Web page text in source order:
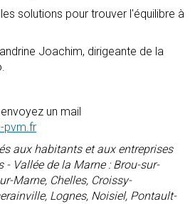
solutions pour trouver l'équilibre à
Joachim, dirigeante de la
un mail
pvm.fr
aux habitants et aux entreprises
- Vallée de la Marne : Brou-sur-
Marne, Chelles, Croissy-
Lognes, Noisiel, Pontault-